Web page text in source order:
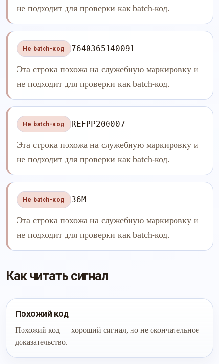
не подходит для проверки как batch-код.
Не batch-код 7640365140091
Эта строка похожа на служебную маркировку и
не подходит для проверки как batch-код.
Не batch-код REFPP200007
Эта строка похожа на служебную маркировку и
не подходит для проверки как batch-код.
Не batch-код 36M
Эта строка похожа на служебную маркировку и
не подходит для проверки как batch-код.
Как читать сигнал
Похожий код
Похожий код — хороший сигнал, но не окончательное
доказательство.